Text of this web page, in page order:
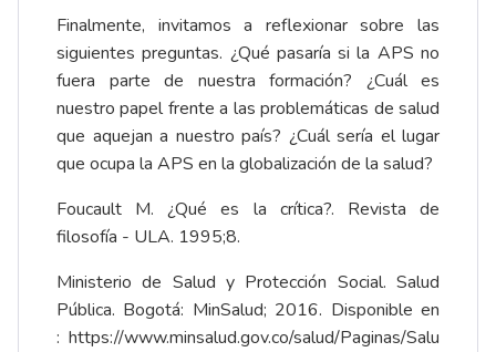
Finalmente, invitamos a reflexionar sobre las
siguientes preguntas. ¿Qué pasaría si la APS no
fuera parte de nuestra formación? ¿Cuál es
nuestro papel frente a las problemáticas de salud
que aquejan a nuestro país? ¿Cuál sería el lugar
que ocupa la APS en la globalización de la salud?
Foucault M. ¿Qué es la crítica?. Revista de
filosofía - ULA. 1995;8.
Ministerio de Salud y Protección Social. Salud
Pública. Bogotá: MinSalud; 2016. Disponible en
: https://www.minsalud.gov.co/salud/Paginas/Salu